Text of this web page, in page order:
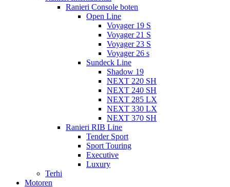
Ranieri Console boten
Open Line
Voyager 19 S
Voyager 21 S
Voyager 23 S
Voyager 26 s
Sundeck Line
Shadow 19
NEXT 220 SH
NEXT 240 SH
NEXT 285 LX
NEXT 330 LX
NEXT 370 SH
Ranieri RIB Line
Tender Sport
Sport Touring
Executive
Luxury
Terhi
Motoren